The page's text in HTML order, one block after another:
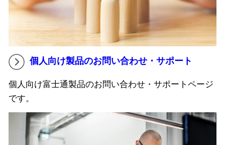
個人向け製品のお問い合わせ・サポート
個人向け富士通製品のお問い合わせ・サポートページ
です。